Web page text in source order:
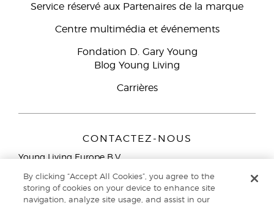
Service réservé aux Partenaires de la marque
Centre multimédia et événements
Fondation D. Gary Young
Blog Young Living
Carrières
CONTACTEZ-NOUS
Young Living Europe B.V.
9727 AJ Groningen
Netherlands
By clicking “Accept All Cookies”, you agree to the
storing of cookies on your device to enhance site
navigation, analyze site usage, and assist in our